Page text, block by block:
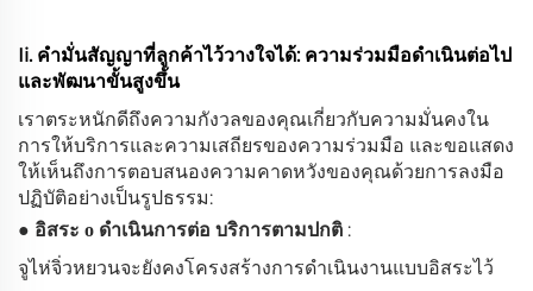
Ii. คำมั่นสัญญาที่ลูกค้าไว้วางใจได้: ความร่วมมือดำเนินต่อไป
และพัฒนาขั้นสูงขึ้น
เราตระหนักดีถึงความกังวลของคุณเกี่ยวกับความมั่นคงใน
การให้บริการและความเสถียรของความร่วมมือ และขอแสดง
ให้เห็นถึงการตอบสนองความคาดหวังของคุณด้วยการลงมือ
ปฏิบัติอย่างเป็นรูปธรรม:
● อิสระ o ดำเนินการต่อ บริการตามปกติ :
จูไห่จิ่วหยวนจะยังคงโครงสร้างการดำเนินงานแบบอิสระไว้